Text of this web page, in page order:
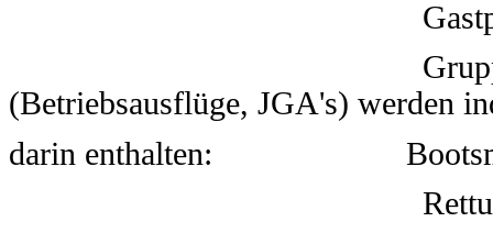
Gastpaddler (mit
(Betriebsausflüge, JGA's) werden
darin enthalten: